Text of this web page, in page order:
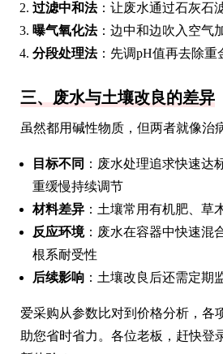
过滤中和法：让废水通过石灰石
曝气氧化法：边中和边吹入空气
分段处理法：先调pH值再去除重
三、废水与土壤改良的差异
虽然都用碱性物质，但两者就像治
目标不同 ：废水处理追求快速达
重缓慢持续调节
材料差异 ：土壤常用有机肥、草
反应环境：废水在容器中快速混
根系耐受性
后续影响 ：土壤改良后还需定期
爱采购从参数比对到价格分析，各
助您省时省力。各位老板，赶快登